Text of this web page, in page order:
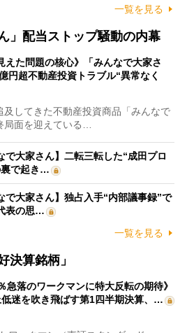
一覧を見る
」配当ストップ騒動の内幕
えた問題の核心》「みんなで大家さ
円超不動産投資トラブル“異常なく
してきた不動産投資商品「みんなで
局面を迎えている…
で大家さん】二転三転した“成田プロ
裏で起き…
で大家さん】独占入手“内部議事録”で
表の思…
一覧を見る
決算銘柄」
急落のワークマンに特大反転の期待》
迷を吹き飛ばす第1四半期決算、…